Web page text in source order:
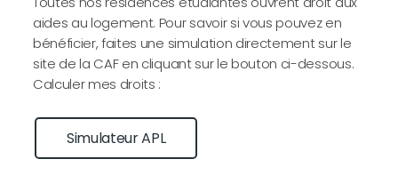
aides au logement. Pour savoir si vous pouvez en
bénéficier, faites une simulation directement sur le
site de la CAF en cliquant sur le bouton ci-dessous.
Calculer mes droits :
Simulateur APL